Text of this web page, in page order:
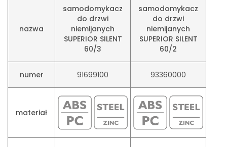
nazwa
samodomykacz
do drzwi
niemijanych
SUPERIOR SILENT
60/3
samodomykacz
do drzwi
niemijanych
SUPERIOR SILENT
60/2
numer 91699100 93360000
materiał